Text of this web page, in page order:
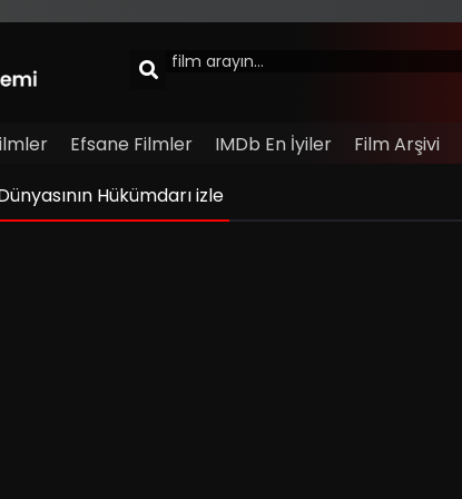
Efsane Filmler IMDb En İyiler Film Arşivi
Hükümdarı izle